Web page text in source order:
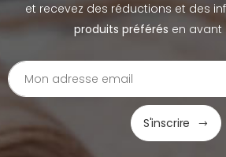
et recevez des réductions et des
produits préférés en avant
S'inscrire